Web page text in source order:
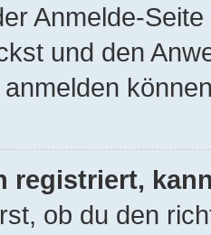
Anmelde-
und den
registriert,
ob du den